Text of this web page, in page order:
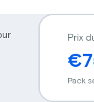
Prix
Pack